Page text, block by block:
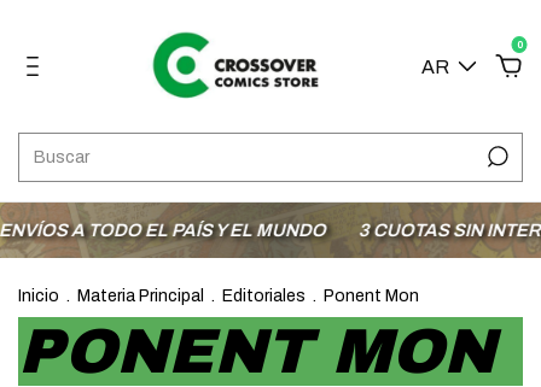
AR
0
EL PAÍS Y EL MUNDO 3 CUOTAS SIN INTERÉS CON
Inicio . Materia Principal . Editoriales . Ponent Mon
PONENT MON